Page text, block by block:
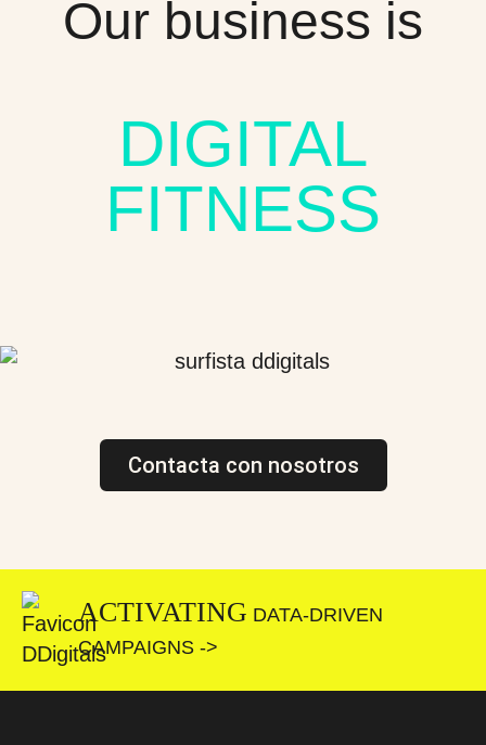
Our business is
DIGITAL
FITNESS
Contacta con nosotros
ACTIVATING DATA-DRIVEN
CAMPAIGNS ->